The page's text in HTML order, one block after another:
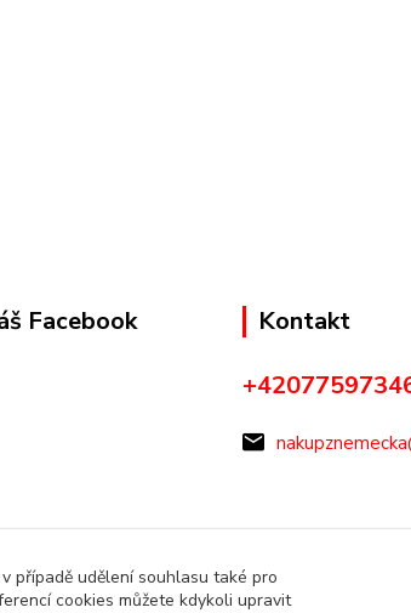
Facebook
Kontakt
případě udělení souhlasu také pro
cookies můžete kdykoli upravit